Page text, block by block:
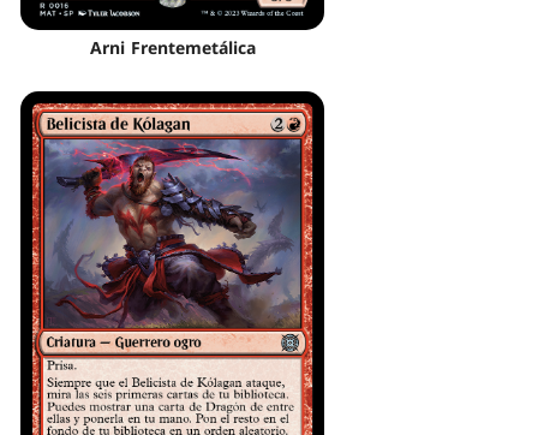
Arni Frentemetálica